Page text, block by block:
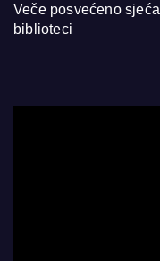
Veče posvećeno
biblioteci